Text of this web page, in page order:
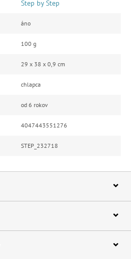
Step by Step
áno
100 g
29 x 38 x 0,9 cm
chlapca
od 6 rokov
4047443551276
STEP_232718